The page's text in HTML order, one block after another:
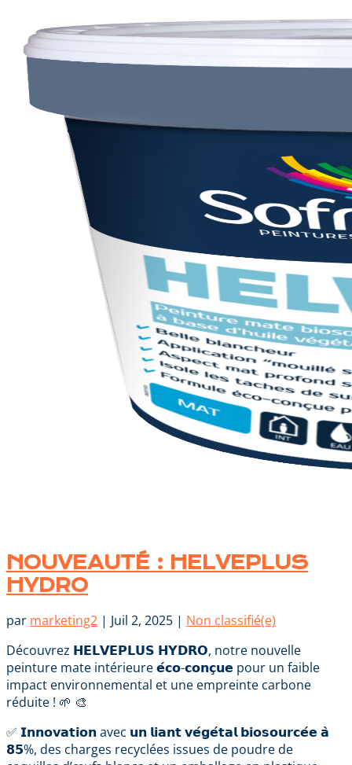
NOUVEAUTÉ : HELVEPLUS
HYDRO
par marketing2 | Juil 2, 2025 | Non classifié(e)
Découvrez 𝗛𝗘𝗟𝗩𝗘𝗣𝗟𝗨𝗦 𝗛𝗬𝗗𝗥𝗢, notre nouvelle
peinture mate intérieure 𝗲́𝗰𝗼-𝗰𝗼𝗻𝗰̧𝘂𝗲 pour un faible
impact environnemental et une empreinte carbone
réduite ! 🌱 🎨
✅ 𝗜𝗻𝗻𝗼𝘃𝗮𝘁𝗶𝗼𝗻 avec 𝘂𝗻 𝗹𝗶𝗮𝗻𝘁 𝘃𝗲́𝗴𝗲́𝘁𝗮𝗹 𝗯𝗶𝗼𝘀𝗼𝘂𝗿𝗰𝗲́𝗲 𝗮̀
𝟴𝟱%, des charges recyclées issues de poudre de